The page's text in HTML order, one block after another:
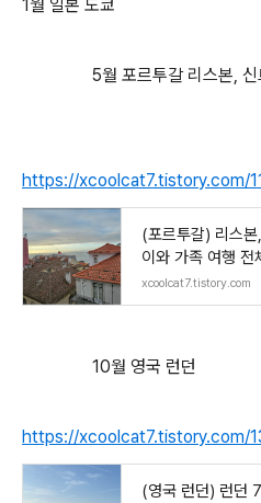
1월 일본 도쿄
5월 포르투갈 리스본, 신트
https://xcoolcat7.tistory.com/
(포르투갈) 리스
이와 가족 여행 전
xcoolcat7.tistory.com
10월 영국 런던
https://xcoolcat7.tistory.com/
(영국 런던) 런던